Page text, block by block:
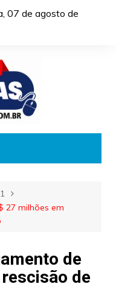
07 de agosto de
1
27 milhões em
de
de